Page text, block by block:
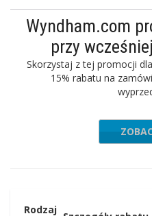
Wyndham.com
przy
Skorzystaj z tej promocji
15% rabatu na
Rodzaj